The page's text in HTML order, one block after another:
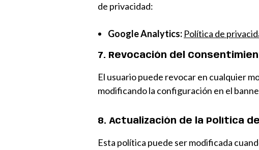
de privacidad:
Google Analytics: Política de
7. Revocación del
El usuario puede revocar en cualquier
modificando la configuración en el
8. Actualización de la Política
Esta política puede ser modificada